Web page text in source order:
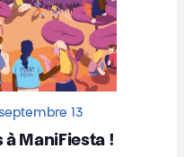
à ManiFiesta !
13